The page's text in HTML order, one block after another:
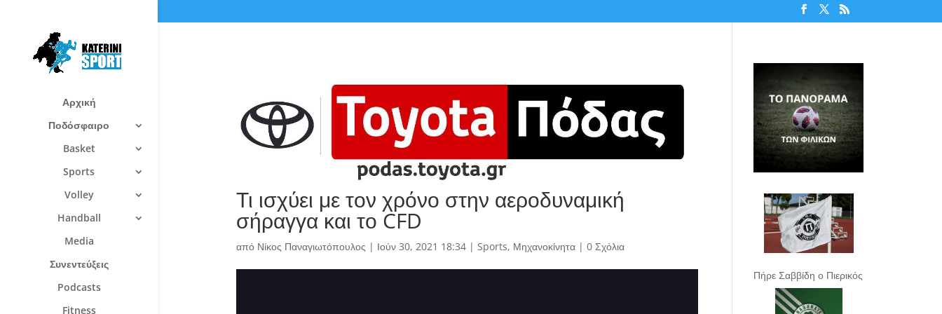
Αρχική
Ποδόσφαιρο
Basket
Sports
Volley
Handball
Media
Συνεντεύξεις
Podcasts
Fitness
Τι ισχύει με τον χρόνο στην αεροδυναμική
σήραγγα και το CFD
από Νίκος Παναγιωτόπουλος | Ιούν 30, 2021 18:34| Sports, Μηχανοκίνητα| 0 Σχόλια
Πήρε Σαββίδη ο Πιερικός